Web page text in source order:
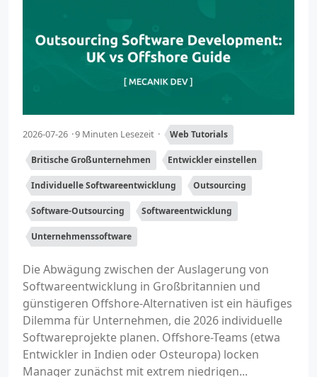
2026-07-26 9 Minuten Lesezeit Web Tutorials
Britische Großunternehmen Entwickler einstellen
Individuelle Softwareentwicklung Outsourcing
Software-Outsourcing Softwareentwicklung
Unternehmenssoftware
Die Abwägung zwischen der Auslagerung von
Softwareentwicklung in Großbritannien und
günstigeren Offshore-Alternativen ist ein häufiges
Dilemma für Unternehmen, die 2026 individuelle
Softwareprojekte planen. Offshore-Teams (etwa
Entwickler in Indien oder Osteuropa) locken
Manager zunächst mit extrem niedrigen...